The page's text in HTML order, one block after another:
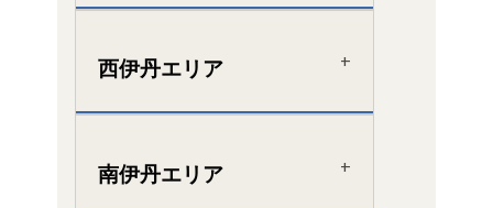
西伊丹エリア
南伊丹エリア